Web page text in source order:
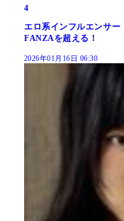
4
エロ系インフルエンサ
FANZAを超える！
2026年01月16日 06:30